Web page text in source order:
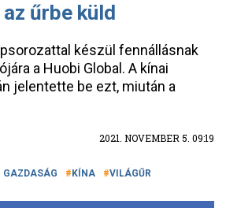
űrbe küld
készül fennállásnak
a Huobi Global. A kínai
jelentette be ezt, miután a
2021. NOVEMBER 5. 09:19
GAZDASÁG KÍNA VILÁGŰR